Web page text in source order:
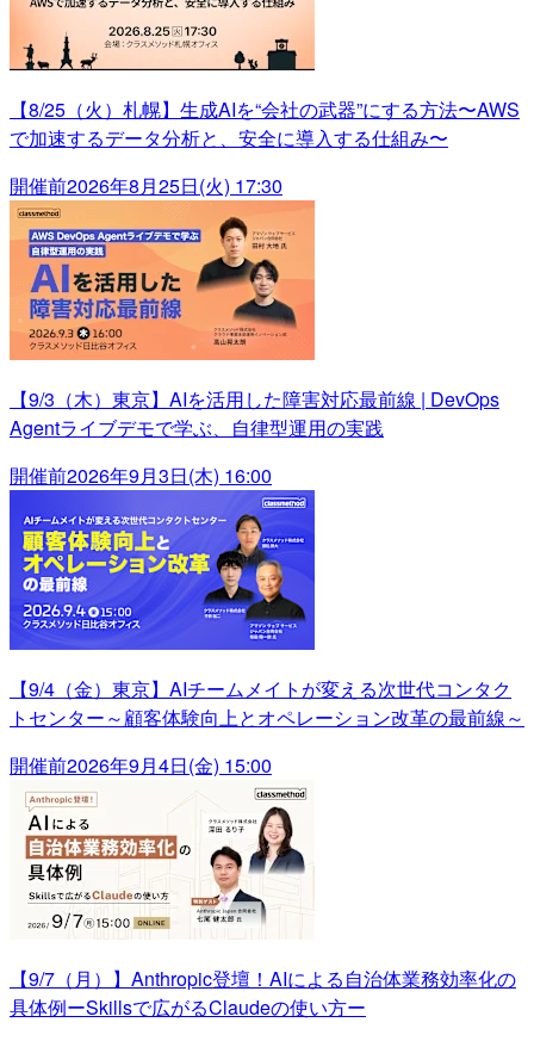
【8/25（火）札幌】生成AIを“会社の武器”にする方法〜AWS
で加速するデータ分析と、安全に導入する仕組み〜
開催前2026年8月25日(火) 17:30
【9/3（木）東京】AIを活用した障害対応最前線 | DevOps
Agentライブデモで学ぶ、自律型運用の実践
開催前2026年9月3日(木) 16:00
【9/4（金）東京】AIチームメイトが変える次世代コンタク
トセンター～顧客体験向上とオペレーション改革の最前線～
開催前2026年9月4日(金) 15:00
【9/7（月）】Anthropic登壇！AIによる自治体業務効率化の
具体例ーSkillsで広がるClaudeの使い方ー